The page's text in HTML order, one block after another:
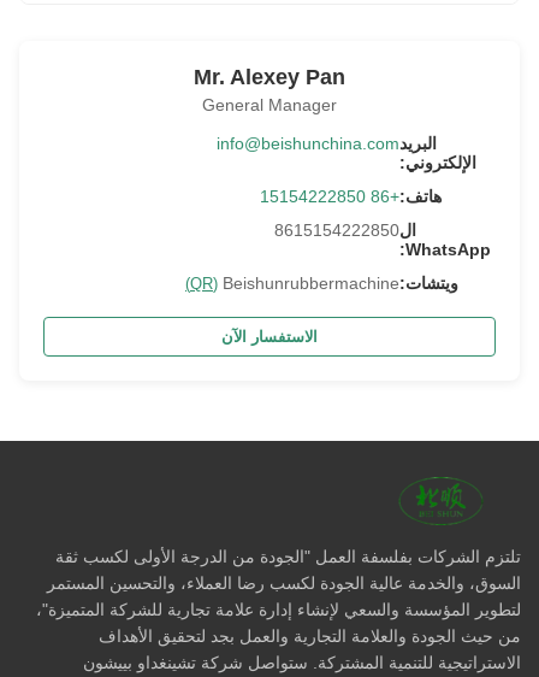
Mr. Alexey Pan
General Manager
البريد
الإلكتروني:
info@beishunchina.com
هاتف:+86 15154222850
ال
WhatsApp:
8615154222850
ويتشات:Beishunrubbermachine
(QR)
الاستفسار الآن
تلتزم الشركات بفلسفة العمل "الجودة من الدرجة الأولى لكسب ثقة
السوق، والخدمة عالية الجودة لكسب رضا العملاء، والتحسين المستمر
لتطوير المؤسسة والسعي لإنشاء إدارة علامة تجارية للشركة المتميزة"،
من حيث الجودة والعلامة التجارية والعمل بجد لتحقيق الأهداف
الاستراتيجية للتنمية المشتركة. ستواصل شركة تشينغداو بييشون